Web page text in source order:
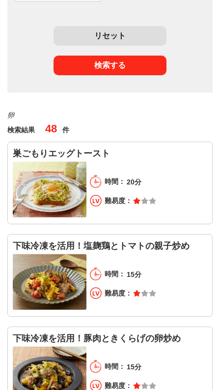
卵
検索結果
48 件
巣ごもりエッグトースト
20分
下味冷凍を活用！塩麹鶏とトマトの親子炒め
15分
下味冷凍を活用！豚肉ときくらげの卵炒め
15分